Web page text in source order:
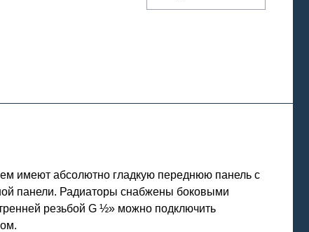
имеют абсолютно гладкую переднюю панель с
панели. Радиаторы снабжены боковыми
резьбой G ½» можно подключить